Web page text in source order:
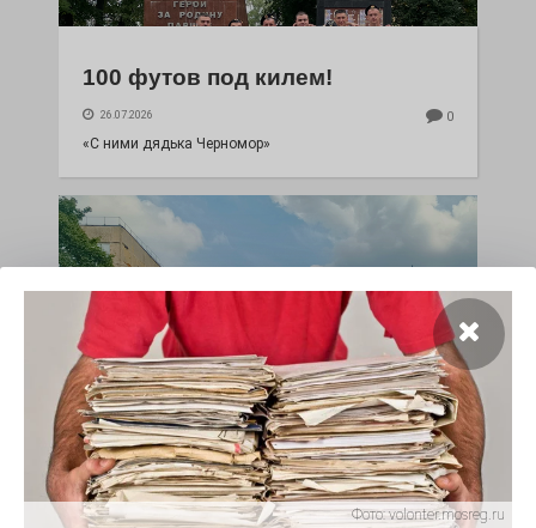
100 футов под килем!
26.07.2026 0
«С ними дядька Черномор»
Юбилейным курсом
26.07.2026 0
Фото:volonter.mosreg.ru